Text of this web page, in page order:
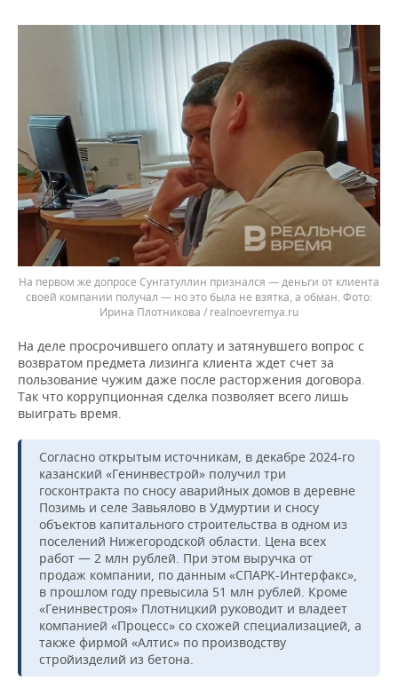
На первом же допросе Сунгатуллин признался — деньги от клиента
своей компании получал — но это была не взятка, а обман.
Ирина Плотникова / realnoevremya.ru
На деле просрочившего оплату и затянувшего вопрос с
возвратом предмета лизинга клиента ждет счет за
пользование чужим даже после расторжения договора.
Так что коррупционная сделка позволяет всего лишь
выиграть время.
Согласно открытым источникам, в декабре 2024-го
казанский «Генинвестрой» получил три
госконтракта по сносу аварийных домов в деревне
Позимь и селе Завьялово в Удмуртии и сносу
объектов капитального строительства в одном из
поселений Нижегородской области. Цена всех
работ — 2 млн рублей. При этом выручка от
продаж компании, по данным «СПАРК-Интерфакс»,
в прошлом году превысила 51 млн рублей. Кроме
«Генинвестроя» Плотницкий руководит и владеет
компанией «Процесс» со схожей специализацией, а
также фирмой «Алтис» по производству
стройизделий из бетона.